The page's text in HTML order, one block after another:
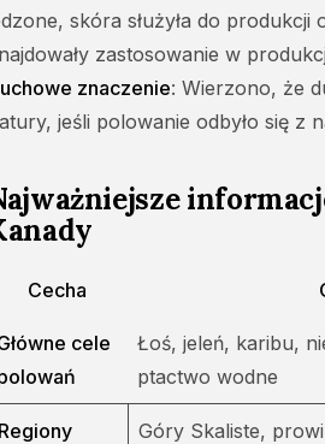
skóra służyła do produkcji
zastosowanie w
znaczenie: Wierzono, że
jeśli polowanie odbyło się z
Cecha
cele
Łoś, jeleń, karibu,
ptactwo wodne
Regiony
Góry Skaliste,